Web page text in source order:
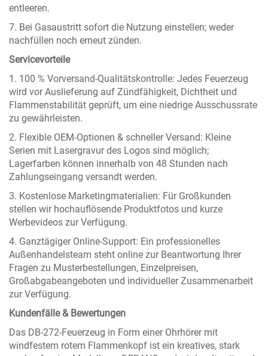
entleeren.
7. Bei Gasaustritt sofort die Nutzung einstellen; weder
nachfüllen noch erneut zünden.
Servicevorteile
1. 100 % Vorversand-Qualitätskontrolle: Jedes Feuerzeug
wird vor Auslieferung auf Zündfähigkeit, Dichtheit und
Flammenstabilität geprüft, um eine niedrige Ausschussrate
zu gewährleisten.
2. Flexible OEM-Optionen & schneller Versand: Kleine
Serien mit Lasergravur des Logos sind möglich;
Lagerfarben können innerhalb von 48 Stunden nach
Zahlungseingang versandt werden.
3. Kostenlose Marketingmaterialien: Für Großkunden
stellen wir hochauflösende Produktfotos und kurze
Werbevideos zur Verfügung.
4. Ganztägiger Online-Support: Ein professionelles
Außenhandelsteam steht online zur Beantwortung Ihrer
Fragen zu Musterbestellungen, Einzelpreisen,
Großabgabeangeboten und individueller Zusammenarbeit
zur Verfügung.
Kundenfälle & Bewertungen
Das DB-272-Feuerzeug in Form einer Ohrhörer mit
windfestem rotem Flammenkopf ist ein kreatives, stark